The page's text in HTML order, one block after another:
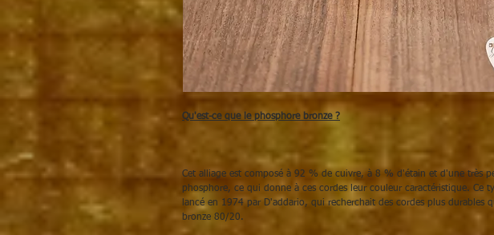
Qu'est-ce que le phosphore bronze ?
Cet alliage est composé à 92 % de cuivre, à 8 % d'étain et d'une très
phosphore, ce qui donne à ces cordes leur couleur caractéristique. Ce
lancé en 1974 par D'addario, qui recherchait des cordes plus durables
bronze 80/20.